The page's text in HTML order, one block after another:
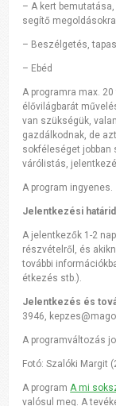
– A kert
segítő
– Beszélgetés,
– Ebéd
A programra max.
élővilágbarát
van szükségük,
gazdálkodnak, de
sokféleséget jobban
várólistás,
A program ingyenes.
Jelentkezési
A jelentkezők 1-2
részvételről, és
további
étkezés stb.).
Jelentkezés és
3946,
A programváltozás
Fotó: Szalóki Margit
A programA mi
valósul meg. A